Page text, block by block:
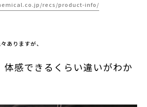
recs/product-info/
ありますが、
体感できるくらい違いがわか